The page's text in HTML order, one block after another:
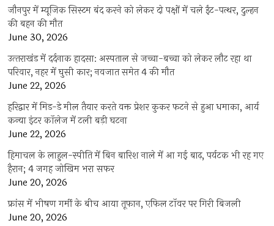
जौनपुर में म्यूजिक सिस्टम बंद करने को लेकर दो पक्षों में चले ईंट-पत्थर, दुल्हन
की बहन की मौत
June 30, 2026
उत्‍तराखंड में दर्दनाक हादसा: अस्पताल से जच्चा-बच्चा को लेकर लौट रहा था
परिवार, नहर में घुसी कार; नवजात समेत 4 की मौत
June 22, 2026
हरिद्वार में मिड-डे मील तैयार करते वक्त प्रेशर कुकर फटने से हुआ धमाका, आर्य
कन्या इंटर कॉलेज में टली बड़ी घटना
June 22, 2026
हिमाचल के लाहुल-स्पीति में बिन बारिश नाले में आ गई बाढ़, पर्यटक भी रह गए
हैरान; 4 जगह जोखिम भरा सफर
June 20, 2026
फ्रांस में भीषण गर्मी के बीच आया तूफान, एफिल टॉवर पर गिरी बिजली
June 20, 2026